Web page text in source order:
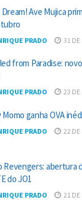
Dream! Ave Mujica
PRADO 31
from Paradise:
PRADO 23
Momo ganha OVA
PRADO 22
Revengers: abertura
do JO1
PRADO 21